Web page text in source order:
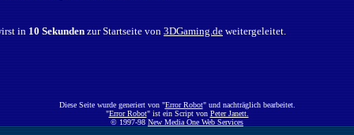
in10 Sekundenzur Startseite von3DGaming.deweitergeleitet.
Diese Seite wurde generiert von "Error Robot" und nachträglich bearbeitet.
"Error Robot" ist ein Script vonPeter Janett.
© 1997-98New Media One Web Services